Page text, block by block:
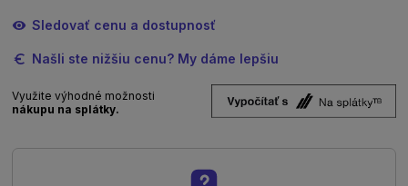
Sledovať cenu a dostupnosť
Našli ste nižšiu cenu? My dáme lepšiu
Využite výhodné možnosti
nákupu na splátky.